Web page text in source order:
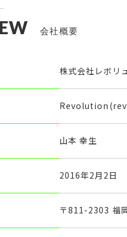
会社概要
株式会社レボリ
山本 幸生
2016年2月2日
〒811-2303 福